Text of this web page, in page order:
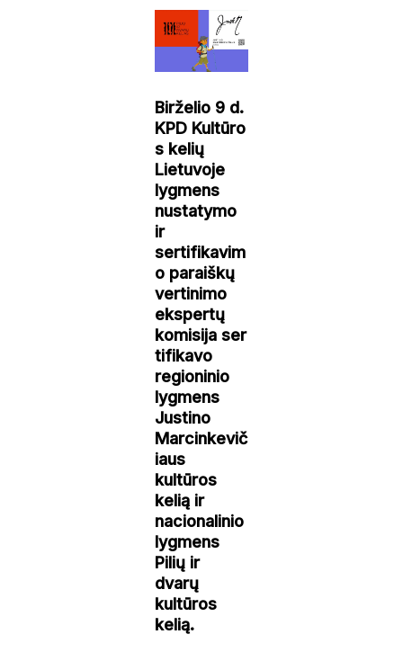
Birželio 9 d.
KPD Kultūro
s kelių
Lietuvoje
lygmens
nustatymo
ir
sertifikavim
o paraiškų
vertinimo
ekspertų
komisija ser
tifikavo
regioninio
lygmens
Justino
Marcinkevič
iaus
kultūros
kelią ir
nacionalinio
lygmens
Pilių ir
dvarų
kultūros
kelią.